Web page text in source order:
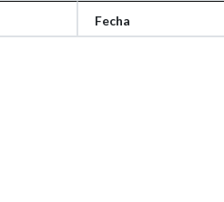
Fecha